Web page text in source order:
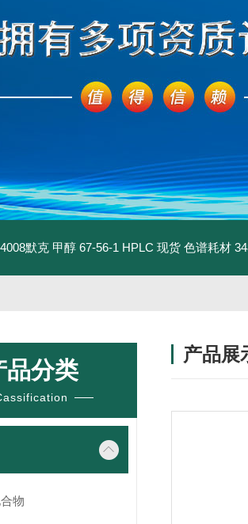
默克 甲醇 67-56-1 HPLC 现货 色谱耗材
品分类
物
产品展